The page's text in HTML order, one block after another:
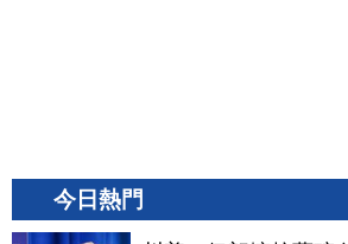
今日熱門